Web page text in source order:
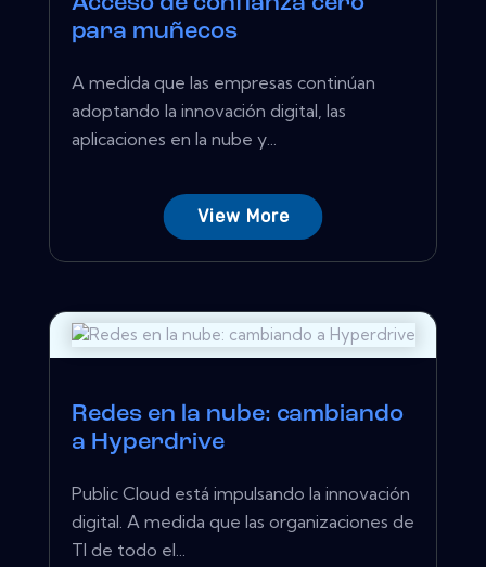
para muñecos
A medida que las empresas continúan
adoptando la innovación digital, las
aplicaciones en la nube y...
View More
Redes en la nube: cambiando
a Hyperdrive
Public Cloud está impulsando la innovación
digital. A medida que las organizaciones de
TI de todo el...